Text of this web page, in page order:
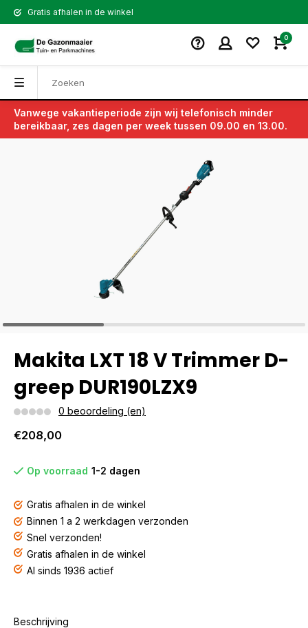
Gratis afhalen in de winkel
0
Vanwege vakantieperiode zijn wij telefonisch minder
bereikbaar, zes dagen per week tussen 09.00 en 13.00.
Terug
Makita LXT 18 V Trimmer D-
greep DUR190LZX9
0 beoordeling (en)
€208,00
Op voorraad 1-2 dagen
Gratis afhalen in de winkel
Binnen 1 a 2 werkdagen verzonden
Snel verzonden!
Gratis afhalen in de winkel
Al sinds 1936 actief
Beschrijving